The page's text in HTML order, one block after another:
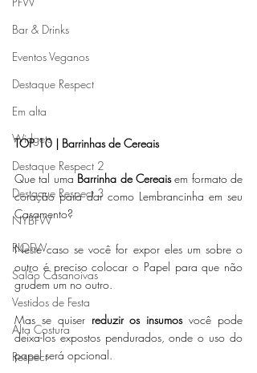
Bar & Drinks
Eventos Veganos
Destaque Respect
Em alta
Widgets
Destaque Respect 2
Destaque Respect 3
NYBFW
RIOFW
Salão Casanoivas
Vestidos de Festa
Alta Costura
Respect
TOP 10 | Barrinhas de Cereais
Que tal uma Barrinha de Cereais em formato de
coração para dar como Lembrancinha em seu
Casamento?
Neste caso se você for expor eles um sobre o
outro é preciso colocar o Papel para que não
grudem um no outro.
Mas se quiser reduzir os insumos você pode
deixa-los expostos pendurados, onde o uso do
papel será opcional.